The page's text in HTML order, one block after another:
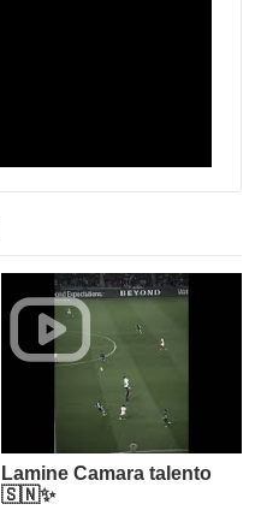
Lamine Camara talento
🇸🇳✨